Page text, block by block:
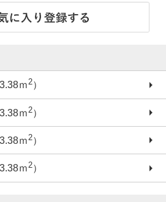
ｍ2）
ｍ 2）
ｍ2）
ｍ2）